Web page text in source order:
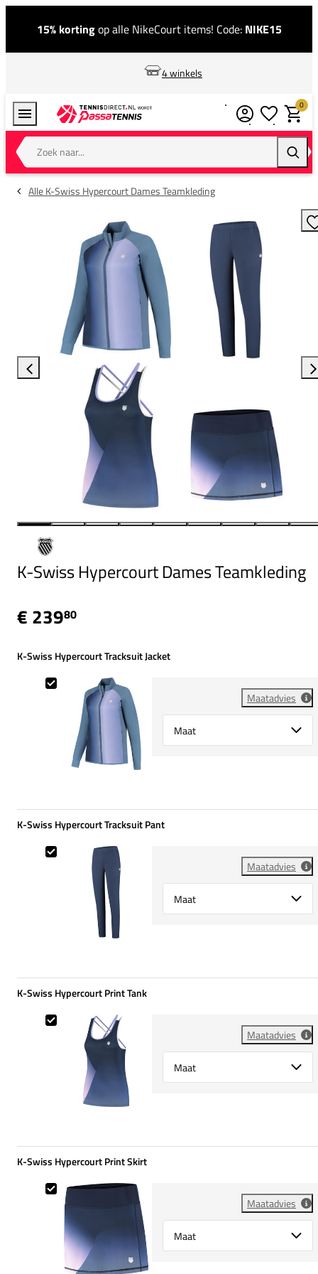
15% kortingop alle NikeCourt items! Code: NIKE15
4 winkels
Zoek naar...
0
Alle K-Swiss Hypercourt Dames Teamkleding
K-Swiss Hypercourt Dames Teamkleding
€ 23980
K-Swiss Hypercourt Tracksuit Jacket
Maatadvies
Select {option} for {name}
K-Swiss Hypercourt Tracksuit Jacket
K-Swiss Hypercourt Tracksuit Pant
Maatadvies
Select {option} for {name}
K-Swiss Hypercourt Tracksuit Pant
K-Swiss Hypercourt Print Tank
Maatadvies
Select {option} for {name}
K-Swiss Hypercourt Print Tank
K-Swiss Hypercourt Print Skirt
Maatadvies
Select {option} for {name}
K-Swiss Hypercourt Print Skirt